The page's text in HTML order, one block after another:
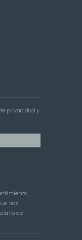
privacidad y
nos
de